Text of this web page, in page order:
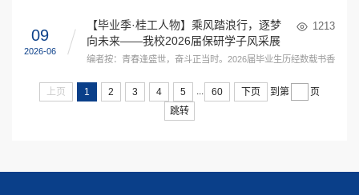
09
2026-06
​【毕业季·桂工人物】乘风踏浪行，逐梦
向未来——我校2026届保研学子风采展
（一）
1213
编者按：青春逢盛世，奋斗正当时。2026届毕业生历经数载书香浸
上页 1 2 3 4 5 ... 60 下页 到第
页
跳转